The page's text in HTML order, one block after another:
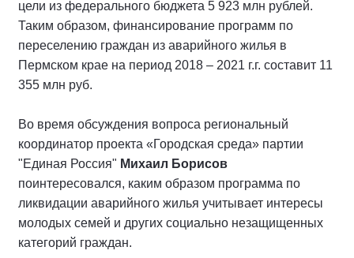
цели из федерального бюджета 5 923 млн рублей.
Таким образом, финансирование программ по
переселению граждан из аварийного жилья в
Пермском крае на период 2018 – 2021 г.г. составит 11
355 млн руб.
Во время обсуждения вопроса региональный
координатор проекта «Городская среда» партии
"Единая Россия" Михаил Борисов
поинтересовался, каким образом программа по
ликвидации аварийного жилья учитывает интересы
молодых семей и других социально незащищенных
категорий граждан.